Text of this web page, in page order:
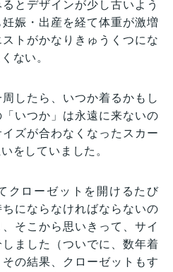
とデザインが少し古いよう
娠・出産を経て体重が激増
トがかなりきゅうくつにな
ない。
したら、いつか着るかもし
いつか」は永遠に来ないの
ズが合わなくなったスカー
をしていました。
クローゼットを開けるたび
にならなければならないの
そこから思いきって、サイ
ました（ついでに、数年着
の結果、クローゼットもす